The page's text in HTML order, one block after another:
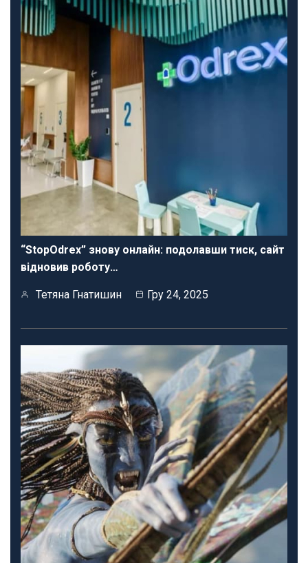
“StopOdrex” знову онлайн: подолавши тиск, сайт
відновив роботу…
Тетяна Гнатишин Гру 24, 2025